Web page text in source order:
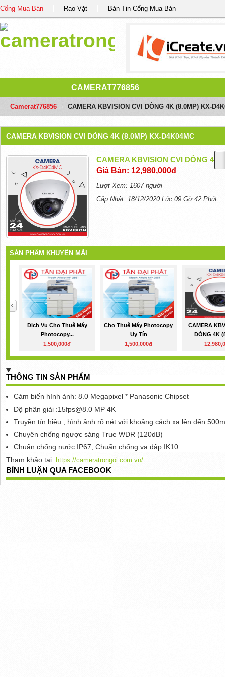
Cổng Mua Bán Rao Vặt Bản Tin Cổng Mua Bán
CAMERAT776856
Camerat776856 CAMERA KBVISION CVI DÒNG 4K (8.0MP) KX-
CAMERA KBVISION CVI DÒNG 4K (8.0MP) KX-D4K04MC
CAMERA KBVISION CVI DÒNG 4K
Giá Bán: 12,980,000đ
Lượt Xem: 1607 người
Cập Nhật: 18/12/2020 Lúc 09 Gờ 42 Phút
SẢN PHẨM KHUYẾN MÃI
Dịch Vụ Cho Thuê Máy
Photocopy...
1,500,000đ
Cho Thuê Máy Photocopy
Uy Tín
1,500,000đ
CAMERA
DÒNG 4K
THÔNG TIN SẢN PHẨM
Cảm biến hình ảnh: 8.0 Megapixel * Panasonic Chipset
Độ phân giải :15fps@8.0 MP 4K
Truyền tín hiệu , hình ảnh rõ nét với khoảng cách xa lên đến
Chuyên chống ngược sáng True WDR (120dB)
Chuẩn chống nước IP67, Chuẩn chống va đập IK10
Tham khảo tại: https://cameratrongoi.com.vn/
BÌNH LUẬN QUA FACEBOOK